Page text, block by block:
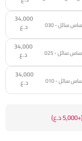
PUPA Wonder Me Fluid Foundation 30ml بوبا كريم أساس سائل - 030
34,000
د.ع
PUPA Wonder Me Fluid Foundation 30ml بوبا كريم أساس سائل - 025
34,000
د.ع
PUPA Wonder Me Fluid Foundation 30ml بوبا كريم أساس سائل - 010
34,000
د.ع
(+5,000 د.ع)